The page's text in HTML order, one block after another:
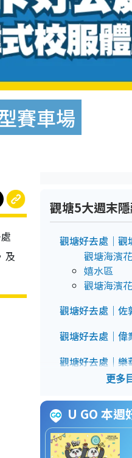
賽車場
及
觀塘5大週末
觀塘好去處｜觀
觀塘海濱
嬉水區
觀塘海濱
觀塘好去處｜佐
觀塘好去處｜偉
觀塘好去處｜樂
觀塘好去處| 韓
U GO 本週